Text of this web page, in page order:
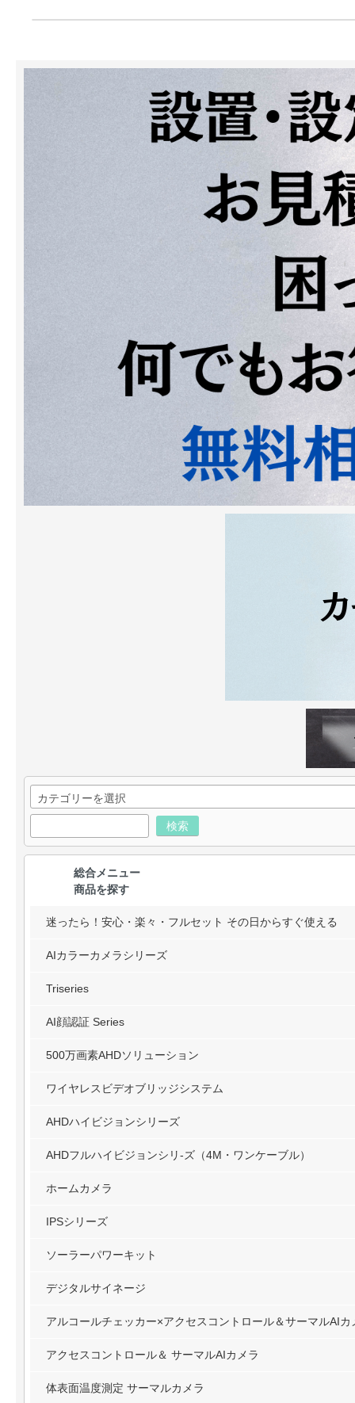
検索
総合メニュー
商品を探す
迷ったら！安心・楽々・フルセット その日からすぐ使える
AIカラーカメラシリーズ
Triseries
AI顔認証 Series
500万画素AHDソリューション
ワイヤレスビデオブリッジシステム
AHDハイビジョンシリーズ
AHDフルハイビジョンシリ-ズ（4M・ワンケーブル）
ホームカメラ
IPSシリーズ
ソーラーパワーキット
デジタルサイネージ
アルコールチェッカー×アクセスコントロール＆サーマルAIカ
アクセスコントロール＆ サーマルAIカメラ
体表面温度測定 サーマルカメラ